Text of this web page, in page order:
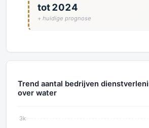
tot 2024
+ huidige prognose
Trend aantal bedrijven
over water